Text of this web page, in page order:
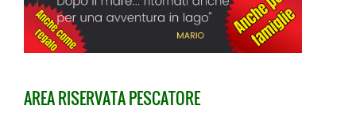
AREA RISERVATA PESCATORE